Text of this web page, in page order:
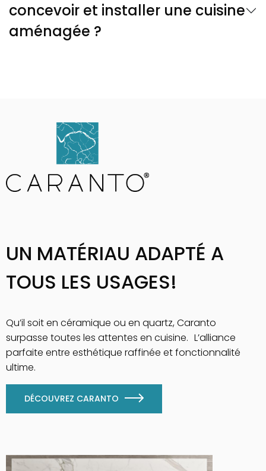
concevoir et installer une cuisine
aménagée ?
UN MATÉRIAU ADAPTÉ A
TOUS LES USAGES!
Qu’il soit en céramique ou en quartz, Caranto
surpasse toutes les attentes en cuisine. L’alliance
parfaite entre esthétique raffinée et fonctionnalité
ultime.
DÉCOUVREZ CARANTO